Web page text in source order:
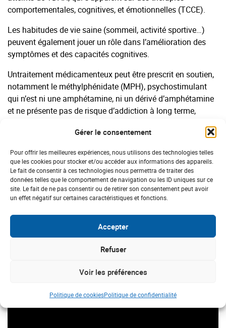
Gérer le consentement
Pour offrir les meilleures expériences, nous utilisons des technologies telles
que les cookies pour stocker et/ou accéder aux informations des appareils.
Le fait de consentir à ces technologies nous permettra de traiter des
données telles que le comportement de navigation ou les ID uniques sur ce
site. Le fait de ne pas consentir ou de retirer son consentement peut avoir
un effet négatif sur certaines caractéristiques et fonctions.
Accepter
Refuser
Voir les préférences
Politique de cookiesPolitique de confidentialité
comportementales, cognitives, et émotionnelles (TCCE).
Les habitudes de vie saine (sommeil, activité sportive…)
peuvent également jouer un rôle dans l’amélioration des
symptômes et des capacités cognitives.
Untraitement médicamenteux peut être prescrit en soutien,
notamment le méthylphénidate (MPH), psychostimulant
qui n’est ni une amphétamine, ni un dérivé d’amphétamine
et ne présente pas de risque d’addiction à long terme,
“neurofeedback”, “entraînement cognitif” ou encore “pleine
conscience” n’ont pas fait l’objet d’évaluations suffisantes.
Enfin, est-il besoin d’ajouter que les “solutions miracles”
proposées sur internet sont inefficaces, voire dangereuses.